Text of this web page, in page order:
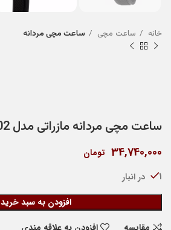
خانه ساعت مچی ساعت مچی مردانه
ساعت مچی مردانه مازراتی مدل R8851151002
34,740,000 تومان
1 در انبار
افزودن به سبد خرید